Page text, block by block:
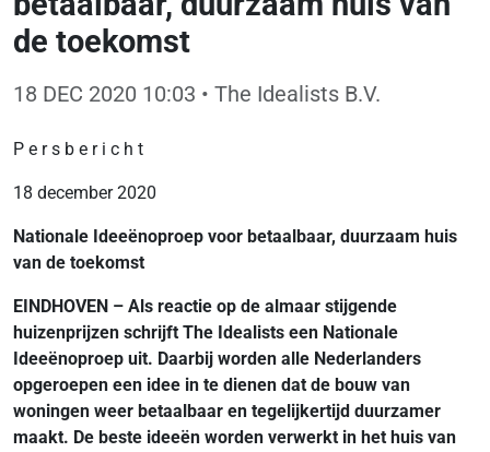
de toekomst
18 DEC 2020 10:03 • The Idealists B.V.
P e r s b e r i c h t
18 december 2020
Nationale Ideeënoproep voor betaalbaar, duurzaam huis
van de toekomst
EINDHOVEN – Als reactie op de almaar stijgende
huizenprijzen schrijft The Idealists een Nationale
Ideeënoproep uit. Daarbij worden alle Nederlanders
opgeroepen een idee in te dienen dat de bouw van
woningen weer betaalbaar en tegelijkertijd duurzamer
maakt. De beste ideeën worden verwerkt in het huis van